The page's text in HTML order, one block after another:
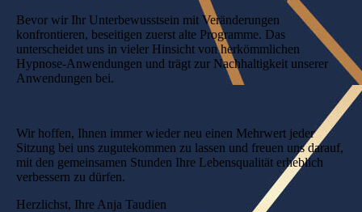
Bevor wir Ihr Unterbewusstsein mit Veränderungen
konfrontieren, beseitigen zuerst alte Programme. Das
unterscheidet uns in vieler Hinsicht von herkömmlichen
Hypnose-Anwendungen und trägt zur Nachhaltigkeit unserer
Anwendungen bei.
Wir hoffen, Ihnen immer wieder neu einen Mehrwert jeder
Sitzung bei uns zugutekommen zu lassen und freuen uns darauf,
mit den gemeinsamen Stunden Ihre Lebensqualität erheblich
verbessern zu dürfen.
Herzlichst, Ihre Anja Taudien